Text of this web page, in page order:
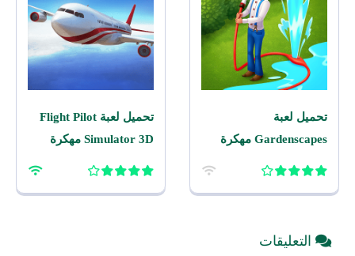
تحميل لعبة
Gardenscapes مهكرة
تحميل لعبة Flight Pilot
Simulator 3D مهكرة
التعليقات